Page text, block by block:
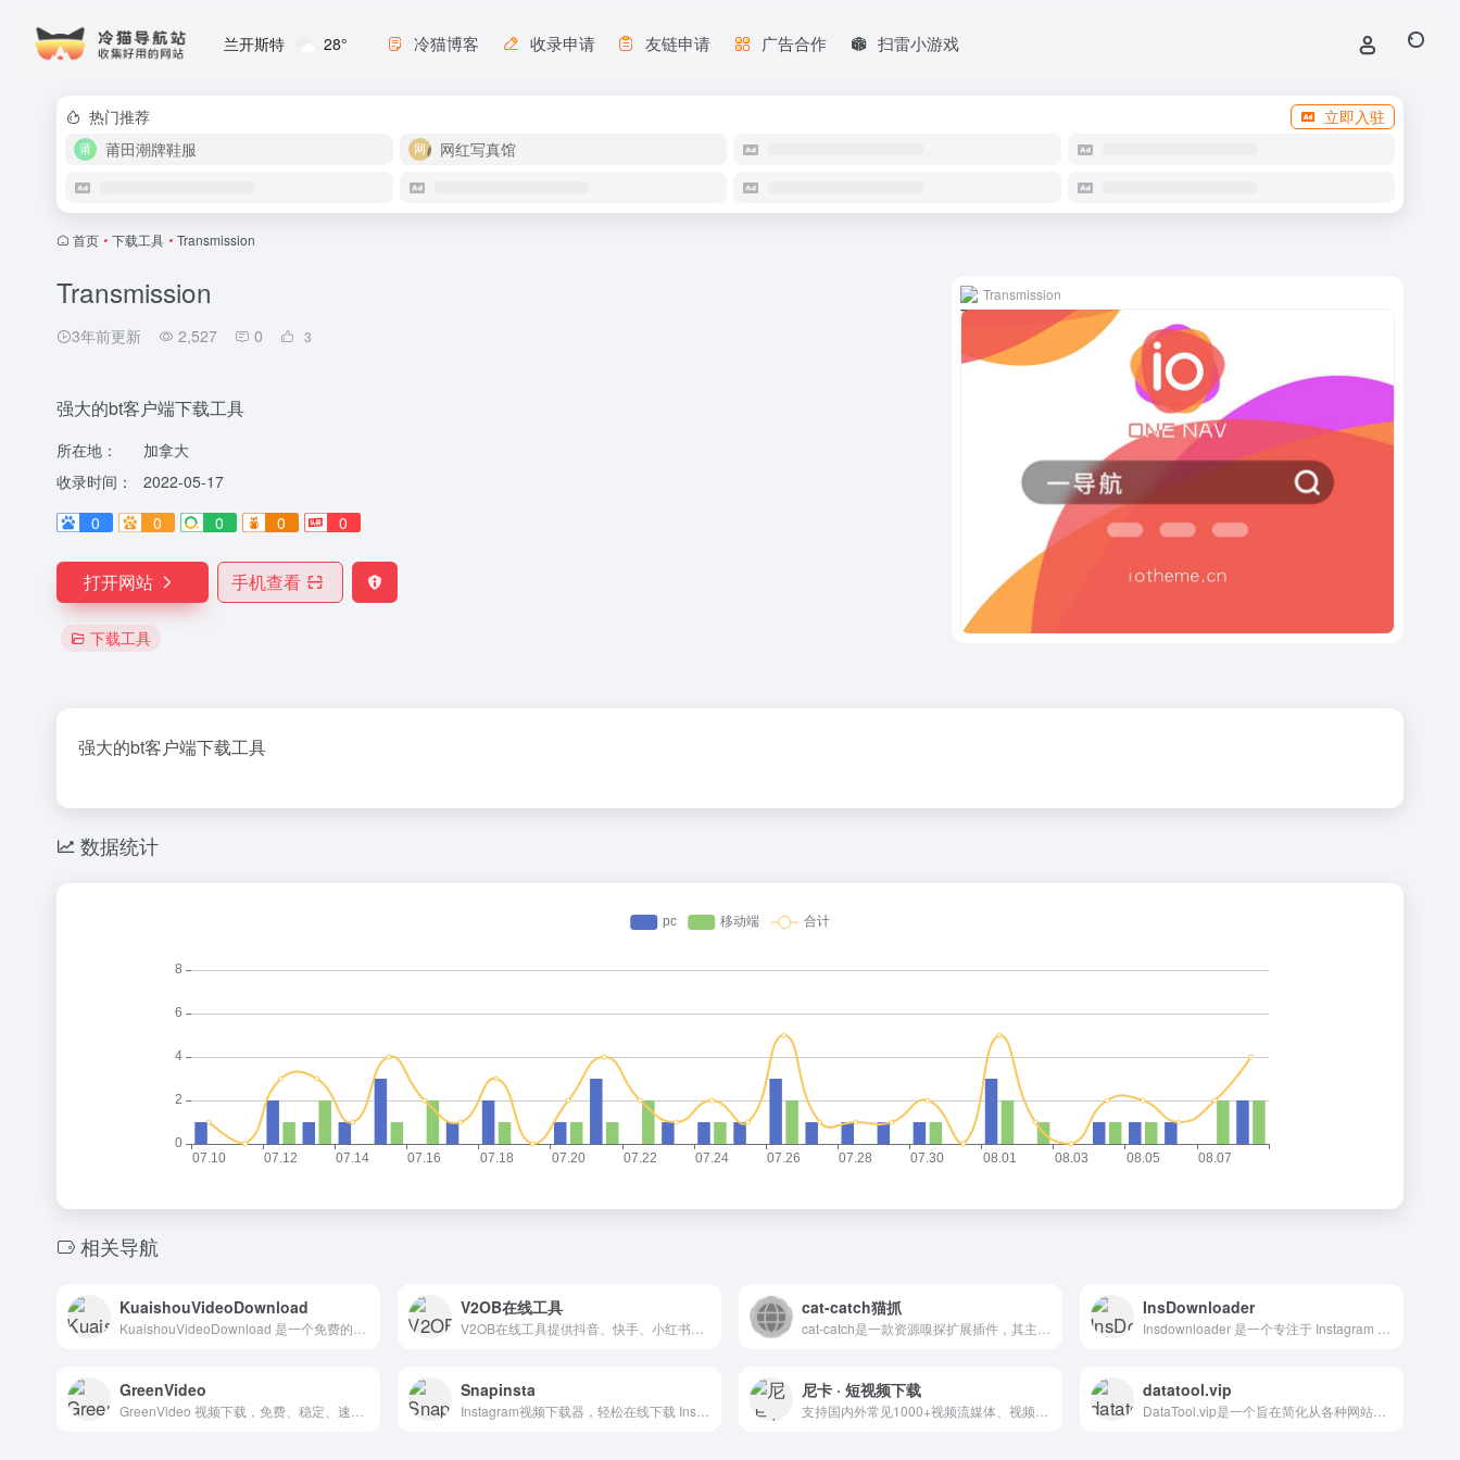
兰开斯特 28° 冷猫博客 收录申请 友链申请 广告合作 扫雷小游戏
热门推荐
立即入驻
莆田潮牌鞋服
网红写真馆
首页 • 下载工具 • Transmission
Transmission
3年前更新 2,527 0 3
强大的bt客户端下载工具
所在地：
加拿大
收录时间：
2022-05-17
0
0 0 0 0
打开网站 手机查看
下载工具
Transmission
强大的bt客户端下载工具
数据统计
相关导航
KuaishouVideoDownload V2OB在线工具 cat-catch猫抓 InsDownloader
GreenVideo Snapinsta 尼卡 · 短视频下载 datatool.vip